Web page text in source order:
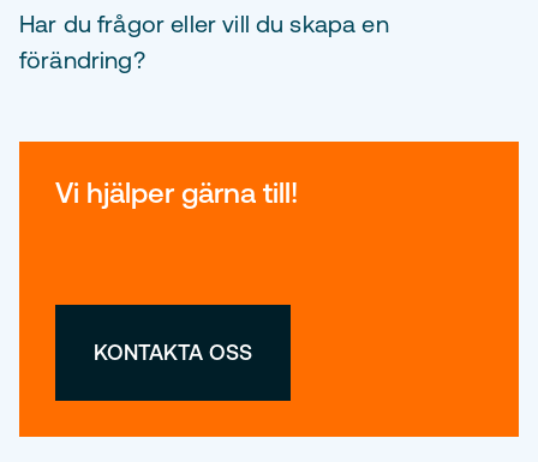
Har du frågor eller vill du skapa en
förändring?
Vi hjälper gärna till!
KONTAKTA OSS